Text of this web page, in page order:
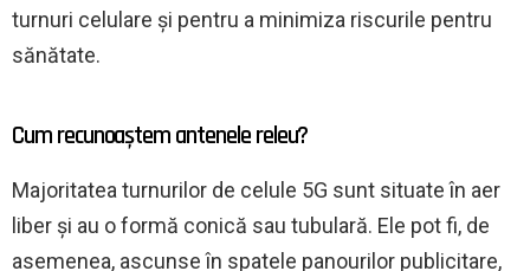
turnuri celulare și pentru a minimiza riscurile pentru
sănătate.
Cum recunoaștem antenele releu?
Majoritatea turnurilor de celule 5G sunt situate în aer
liber și au o formă conică sau tubulară. Ele pot fi, de
asemenea, ascunse în spatele panourilor publicitare,